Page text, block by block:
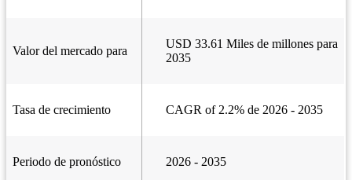
Valor del mercado para
USD 33.61 Miles de millones para
2035
Tasa de crecimiento CAGR of 2.2% de 2026 - 2035
Periodo de pronóstico 2026 - 2035